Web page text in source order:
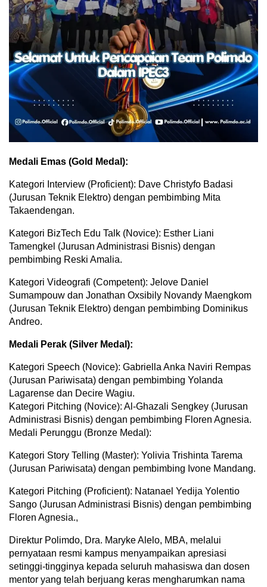
Medali Emas (Gold Medal):
Kategori Interview (Proficient): Dave Christyfo Badasi
(Jurusan Teknik Elektro) dengan pembimbing Mita
Takaendengan.
Kategori BizTech Edu Talk (Novice): Esther Liani
Tamengkel (Jurusan Administrasi Bisnis) dengan
pembimbing Reski Amalia.
Kategori Videografi (Competent): Jelove Daniel
Sumampouw dan Jonathan Oxsibily Novandy Maengkom
(Jurusan Teknik Elektro) dengan pembimbing Dominikus
Andreo.
Medali Perak (Silver Medal):
Kategori Speech (Novice): Gabriella Anka Naviri Rempas
(Jurusan Pariwisata) dengan pembimbing Yolanda
Lagarense dan Decire Wagiu.
Kategori Pitching (Novice): Al-Ghazali Sengkey (Jurusan
Administrasi Bisnis) dengan pembimbing Floren Agnesia.
Medali Perunggu (Bronze Medal):
Kategori Story Telling (Master): Yolivia Trishinta Tarema
(Jurusan Pariwisata) dengan pembimbing Ivone Mandang.
Kategori Pitching (Proficient): Natanael Yedija Yolentio
Sango (Jurusan Administrasi Bisnis) dengan pembimbing
Floren Agnesia.,
Direktur Polimdo, Dra. Maryke Alelo, MBA, melalui
pernyataan resmi kampus menyampaikan apresiasi
setinggi-tingginya kepada seluruh mahasiswa dan dosen
mentor yang telah berjuang keras mengharumkan nama